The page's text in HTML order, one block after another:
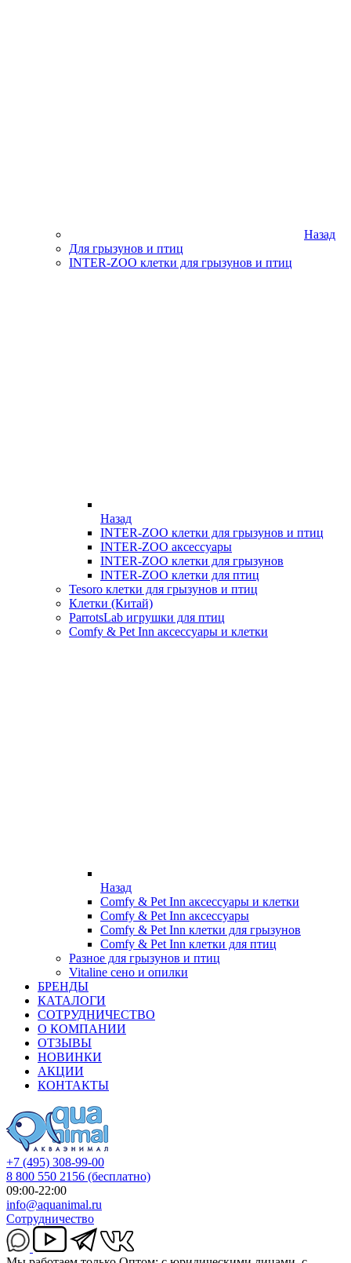
Назад
Для грызунов и птиц
INTER-ZOO клетки для грызунов и птиц
Назад
INTER-ZOO клетки для грызунов и птиц
INTER-ZOO аксессуары
INTER-ZOO клетки для грызунов
INTER-ZOO клетки для птиц
Tesoro клетки для грызунов и птиц
Клетки (Китай)
ParrotsLab игрушки для птиц
Comfy & Pet Inn аксессуары и клетки
Назад
Comfy & Pet Inn аксессуары и клетки
Comfy & Pet Inn аксессуары
Comfy & Pet Inn клетки для грызунов
Comfy & Pet Inn клетки для птиц
Разное для грызунов и птиц
Vitaline сено и опилки
БРЕНДЫ
КАТАЛОГИ
СОТРУДНИЧЕСТВО
О КОМПАНИИ
ОТЗЫВЫ
НОВИНКИ
АКЦИИ
КОНТАКТЫ
+7 (495) 308-99-00
8 800 550 2156 (бесплатно)
09:00-22:00
info@aquanimal.ru
Сотрудничество